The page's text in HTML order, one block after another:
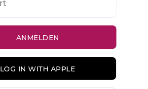
LOG IN WITH APPLE